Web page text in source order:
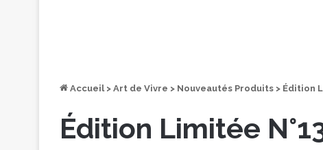
Accueil > Art de Vivre > Nouveautés Produits > Édition
Édition Limitée